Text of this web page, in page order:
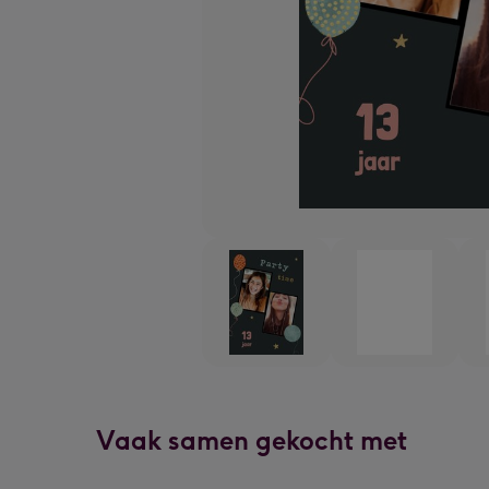
Vaak samen gekocht met